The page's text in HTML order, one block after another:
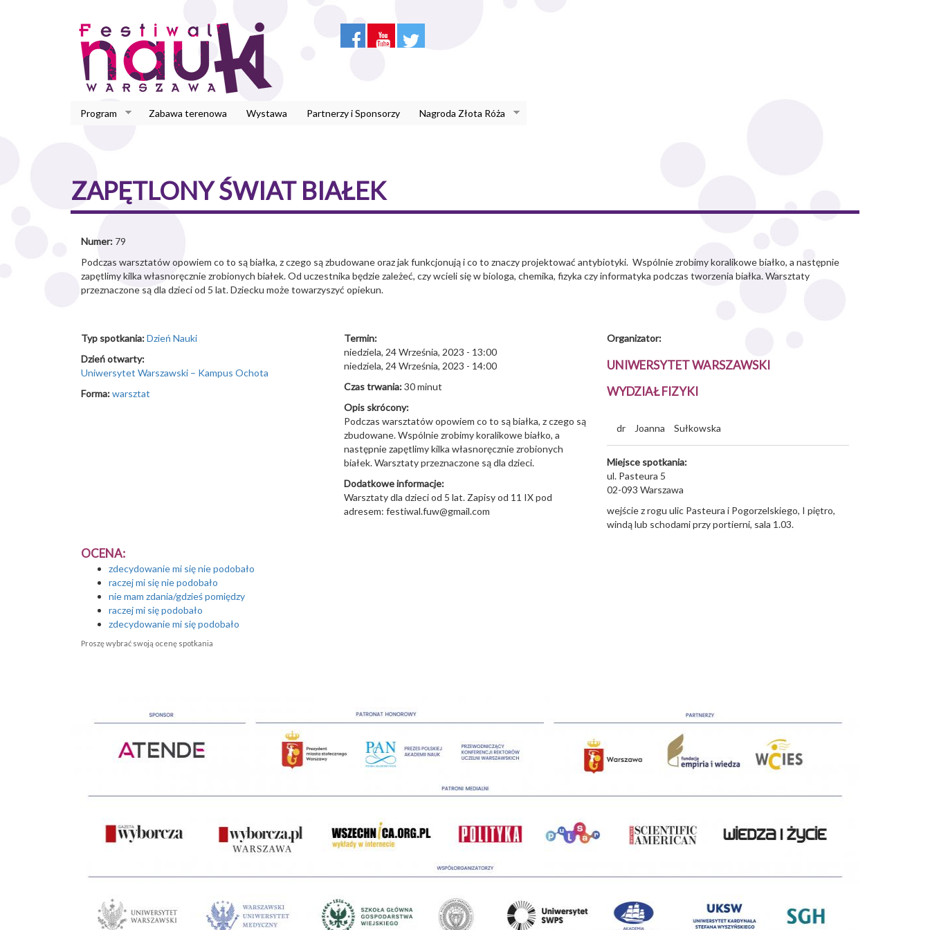
Program Zabawa terenowa Wystawa Partnerzy i Sponsorzy Nagroda Złota Róża
ZAPĘTLONY ŚWIAT BIAŁEK
Numer: 79
Podczas warsztatów opowiem co to są białka, z czego są zbudowane oraz jak funkcjonują i co to znaczy projektować antybiotyki. Wspólnie zrobimy koralikowe białko, a następnie
zapętlimy kilka własnoręcznie zrobionych białek. Od uczestnika będzie zależeć, czy wcieli się w biologa, chemika, fizyka czy informatyka podczas tworzenia białka. Warsztaty
przeznaczone są dla dzieci od 5 lat. Dziecku może towarzyszyć opiekun.
Typ spotkania:Dzień Nauki
Dzień otwarty:
Uniwersytet Warszawski – Kampus Ochota
Forma:warsztat
Termin:
niedziela, 24 Września, 2023 - 13:00
niedziela, 24 Września, 2023 - 14:00
Czas trwania:30 minut
Opis skrócony:
Podczas warsztatów opowiem co to są białka, z czego są
zbudowane. Wspólnie zrobimy koralikowe białko, a
następnie zapętlimy kilka własnoręcznie zrobionych
białek. Warsztaty przeznaczone są dla dzieci.
Dodatkowe informacje:
Warsztaty dla dzieci od 5 lat. Zapisy od 11 IX pod
adresem: festiwal.fuw@gmail.com
Organizator:
UNIWERSYTET WARSZAWSKI
WYDZIAŁ FIZYKI
dr Joanna Sułkowska
Miejsce spotkania:
ul. Pasteura 5
02-093 Warszawa
wejście z rogu ulic Pasteura i Pogorzelskiego, I piętro,
windą lub schodami przy portierni, sala 1.03.
OCENA:
zdecydowanie mi się nie podobało
raczej mi się nie podobało
nie mam zdania/gdzieś pomiędzy
raczej mi się podobało
zdecydowanie mi się podobało
Proszę wybrać swoją ocenę spotkania